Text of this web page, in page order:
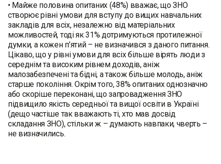
• Майже половина опитаних (48%) вважає, що ЗНО
створює рівні умови для вступу до вищих навчальних
закладів для всіх, незалежно від матеріальних
можливостей, тоді як 31% дотримуються протилежної
думки, а кожен п’ятий – не визначився з даного питання.
Цікаво, що у рівні умови для всіх більше вірять люди з
середнім та високим рівнем доходів, аніж
малозабезпечені та бідні, а також більше молодь, аніж
старше покоління. Окрім того, 38% опитаних однозначно
або скоріше переконані, що запровадження ЗНО
підвищило якість середньої та вищої освіти в Україні
(дещо частіше так вважають ті, хто мав досвід
складання ЗНО), стільки ж – думають навпаки, чверть –
не визначились.